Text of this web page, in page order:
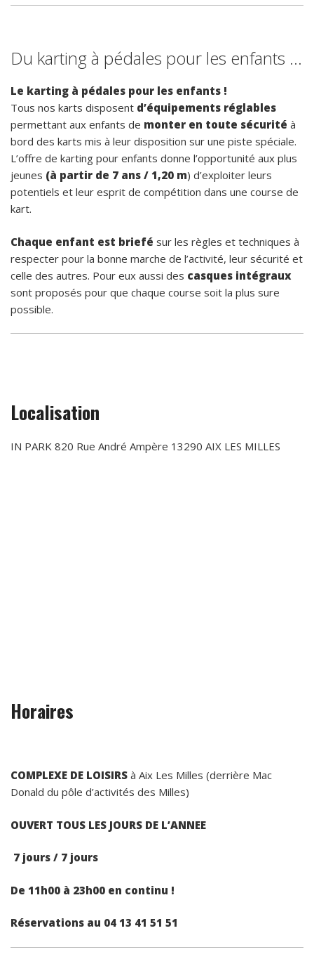
Du karting à pédales pour les enfants …
Le karting à pédales pour les enfants !
Tous nos karts disposent d’équipements réglables
permettant aux enfants de monter en toute sécurité à
bord des karts mis à leur disposition sur une piste spéciale.
L’offre de karting pour enfants donne l’opportunité aux plus
jeunes (à partir de 7 ans / 1,20 m) d’exploiter leurs
potentiels et leur esprit de compétition dans une course de
kart.
Chaque enfant est briefé sur les règles et techniques à
respecter pour la bonne marche de l’activité, leur sécurité et
celle des autres. Pour eux aussi des casques intégraux
sont proposés pour que chaque course soit la plus sure
possible.
Localisation
IN PARK 820 Rue André Ampère 13290 AIX LES MILLES
Horaires
COMPLEXE DE LOISIRS à Aix Les Milles (derrière Mac
Donald du pôle d’activités des Milles)
OUVERT TOUS LES JOURS DE L’ANNEE
7 jours / 7 jours
De 11h00 à 23h00 en continu !
Réservations au 04 13 41 51 51